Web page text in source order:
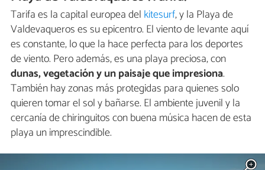
Tarifa es la capital europea del kitesurf, y la Playa de
Valdevaqueros es su epicentro. El viento de levante aquí
es constante, lo que la hace perfecta para los deportes
de viento. Pero además, es una playa preciosa, con
dunas, vegetación y un paisaje que impresiona.
También hay zonas más protegidas para quienes solo
quieren tomar el sol y bañarse. El ambiente juvenil y la
cercanía de chiringuitos con buena música hacen de esta
playa un imprescindible.